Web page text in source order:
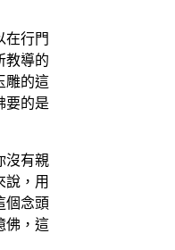
在行門
教導的
雕的這
要的是
沒有親
說，用
個念頭
佛，這